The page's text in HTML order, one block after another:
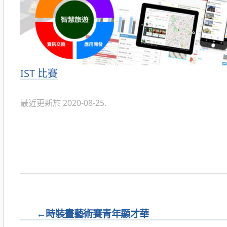
分
IST 比賽
最近更新於 2020-08-25.
←時裝畫藝術賽青年顯才華